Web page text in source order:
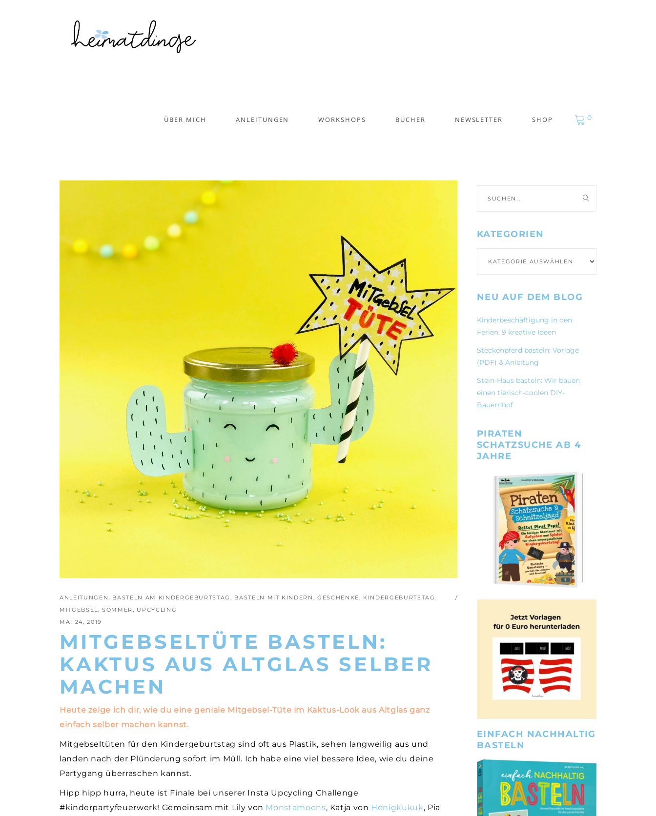
ÜBER MICH ANLEITUNGEN WORKSHOPS BÜCHER NEWSLETTER SHOP 0
ANLEITUNGEN, BASTELN AM KINDERGEBURTSTAG, BASTELN MIT KINDERN ,GESCHENKE, KINDERGEBURTSTAG ,
MITGEBSEL,SOMMER, UPCYCLING
MAI 24, 2019
MITGEBSELTÜTE BASTELN:
KAKTUS AUS ALTGLAS SELBER
MACHEN
Heute zeige ich dir, wie du eine geniale Mitgebsel-Tüte im Kaktus-Look aus Altglas ganz
einfach selber machen kannst.
Mitgebseltüten für den Kindergeburtstag sind oft aus Plastik, sehen langweilig aus und
landen nach der Plünderung sofort im Müll. Ich habe eine viel bessere Idee, wie du deine
Partygang überraschen kannst.
Hipp hipp hurra, heute ist Finale bei unserer Insta Upcycling Challenge
#kinderpartyfeuerwerk! Gemeinsam mit Lily von Monstamoons, Katja von Honigkukuk, Pia
nach:
KATEGORIEN
NEU AUF DEM BLOG
Kinderbeschäftigung in den
Ferien: 9 kreative Ideen
Steckenpferd basteln: Vorlage
(PDF) & Anleitung
Stein-Haus basteln: Wir bauen
einen tierisch-coolen DIY-
Bauernhof
PIRATEN
SCHATZSUCHE AB 4
JAHRE
EINFACH NACHHALTIG
BASTELN